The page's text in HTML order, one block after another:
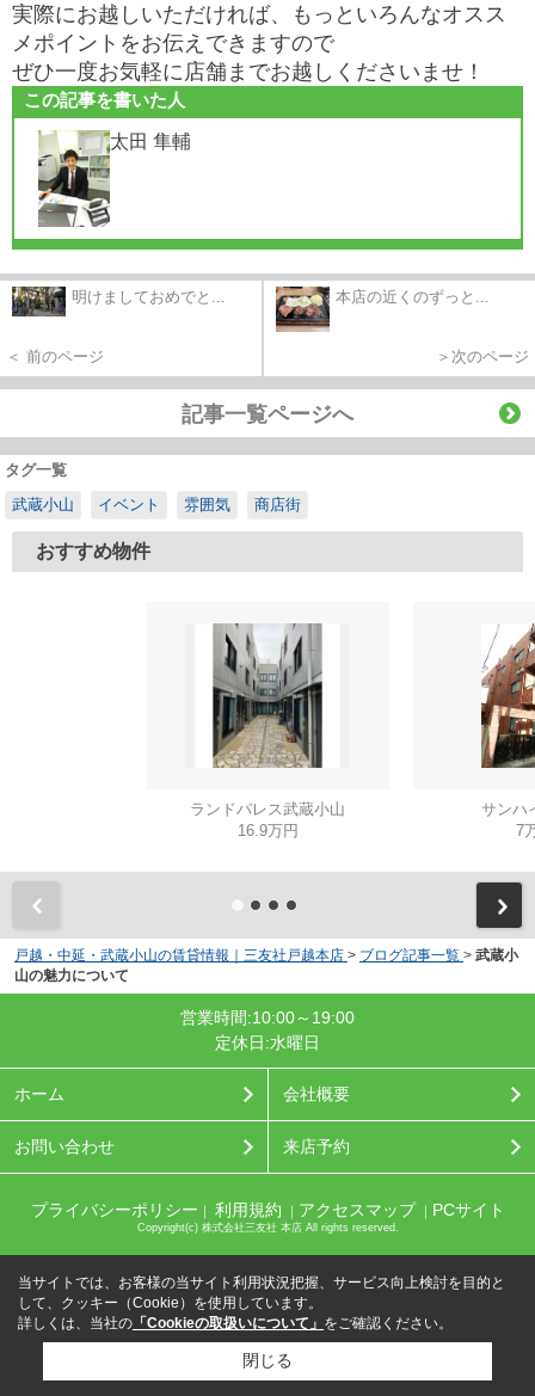
実際にお越しいただければ、もっといろんなオスス
メポイントをお伝えできますので
ぜひ一度お気軽に店舗までお越しくださいませ！
この記事を書いた人
太田 隼輔
明けましておめでと...
＜ 前のページ
本店の近くのずっと...
＞次のページ
記事一覧ページへ
タグ一覧
武蔵小山
イベント 雰囲気 商店街
おすすめ物件
ランドパレス武蔵小山
16.9万円
サンハ
7
戸越・中延・武蔵小山の賃貸情報｜三友社戸越本店 > ブログ記事一覧 > 武蔵小
山の魅力について
営業時間:10:00～19:00
定休日:水曜日
ホーム 会社概要
お問い合わせ 来店予約
プライバシーポリシー ｜ 利用規約 ｜ アクセスマップ ｜ PCサイト
Copyright(c) 株式会社三友社 本店 All rights reserved.
当サイトでは、お客様の当サイト利用状況把握、サービス向上検討を目的と
して、クッキー（Cookie）を使用しています。
詳しくは、当社の 「Cookieの取扱いについて」 をご確認ください。
閉じる